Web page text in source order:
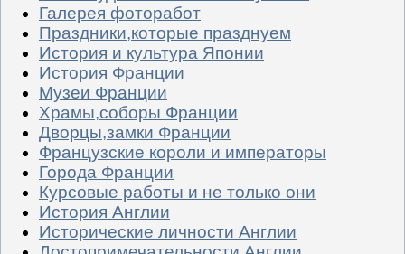
Галерея фоторабот
Праздники,которые празднуем
История и культура Японии
История Франции
Музеи Франции
Храмы,соборы Франции
Дворцы,замки Франции
Французские короли и императоры
Города Франции
Курсовые работы и не только они
История Англии
Исторические личности Англии